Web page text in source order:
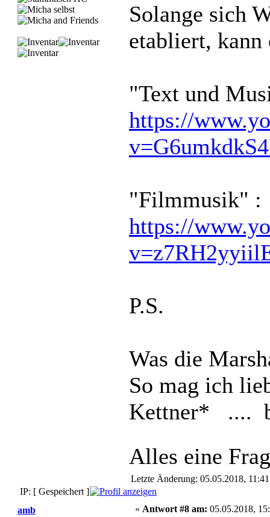
Solange sich
etabliert, kann
"Text und
https://
"Filmmusik" :
https://
P.S.
Was die
So mag ich
Kettner* ....
Alles eine
Letzte Änderung: 05.05.2018,
IP: [ Gespeichert ]
amb
« Antwort #8 am: 05.05.2018,